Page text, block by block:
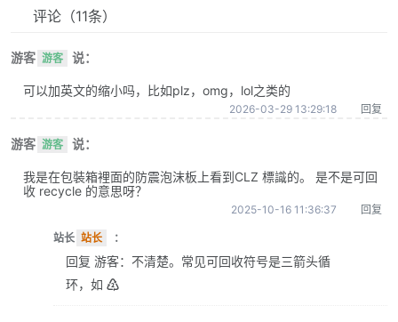
评论 （11条）
游客 游客 说：
可以加英文的缩小吗，比如plz，omg，lol之类的
2026-03-29 13:29:18 回复
游客 游客 说：
我是在包裝箱裡面的防震泡沫板上看到CLZ 標識的。 是不是可回
收 recycle 的意思呀？
2025-10-16 11:36:37 回复
站长 站长 ：
回复 游客：不清楚。常见可回收符号是三箭头循
环，如 ♴